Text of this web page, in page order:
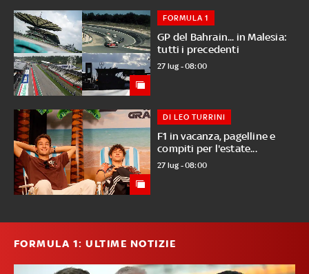
GP del Bahrain... in Malesia:
tutti i precedenti
FORMULA 1
27 lug - 08:00
F1 in vacanza, pagelline e
compiti per l'estate...
DI LEO TURRINI
27 lug - 08:00
FORMULA 1: ULTIME NOTIZIE